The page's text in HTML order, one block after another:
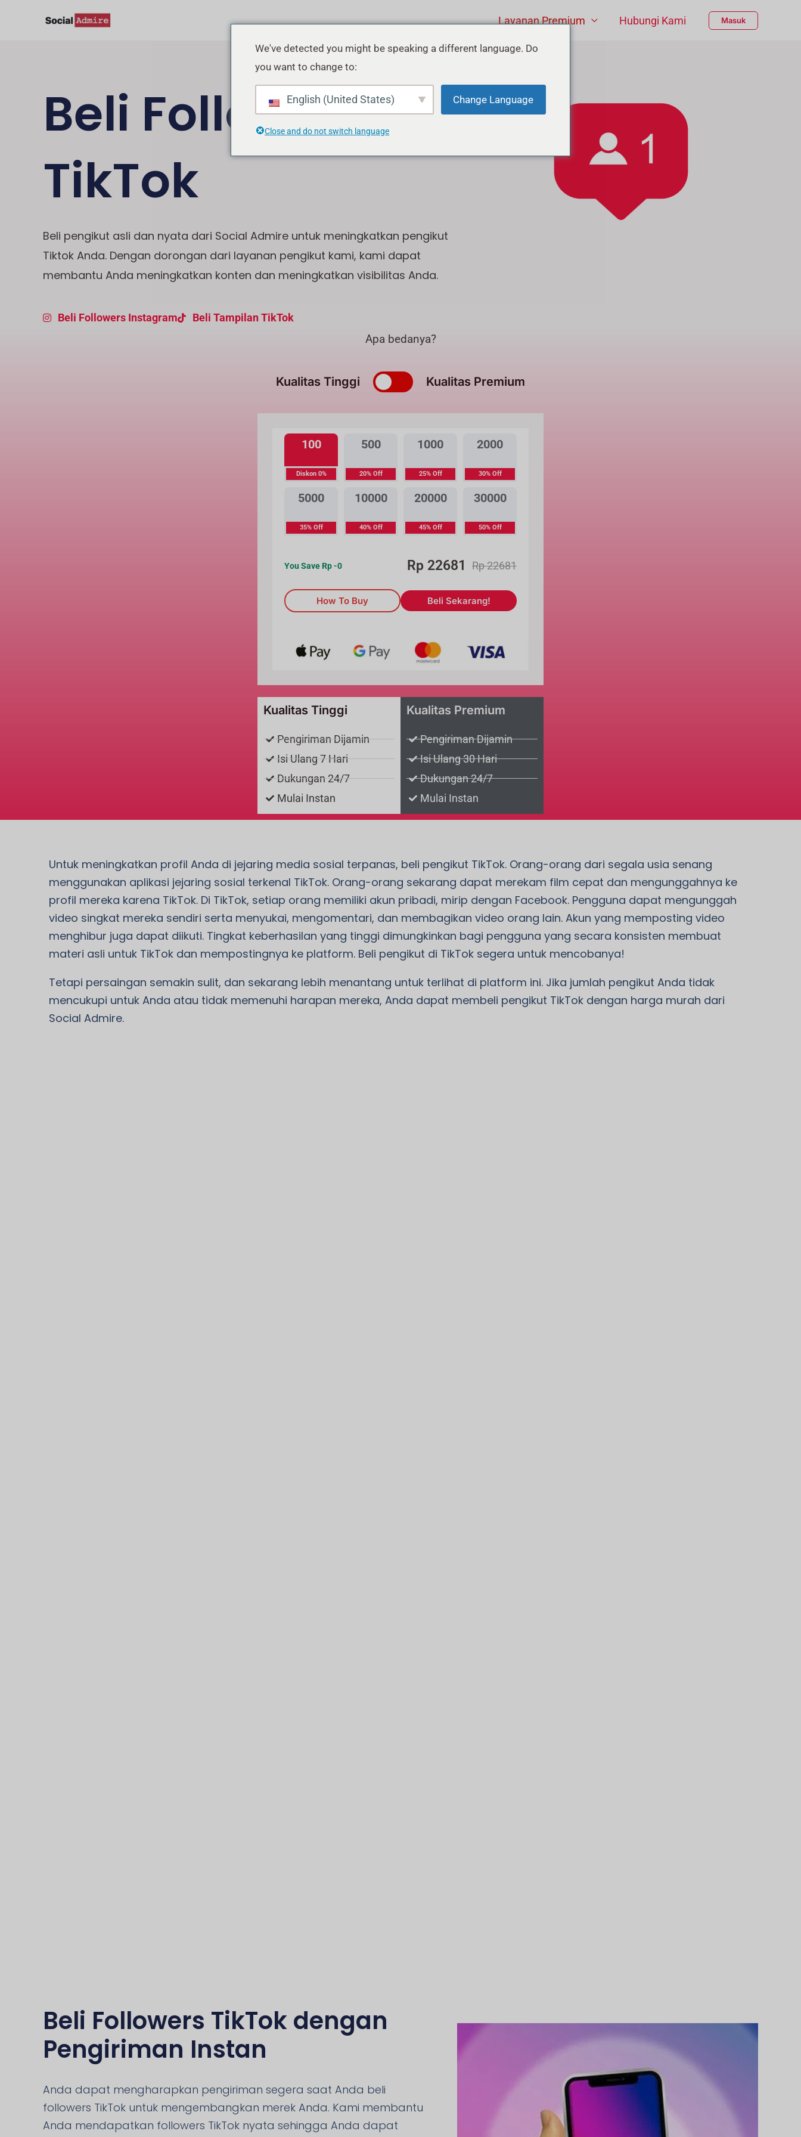
Layanan Premium Hubungi Kami Masuk
Beli Followers
TikTok
Beli pengikut asli dan nyata dari Social Admire untuk meningkatkan pengikut
Tiktok Anda. Dengan dorongan dari layanan pengikut kami, kami dapat
membantu Anda meningkatkan konten dan meningkatkan visibilitas Anda.
Beli Followers Instagram Beli Tampilan TikTok
Apa bedanya?
Kualitas Tinggi Kualitas Premium
100
Diskon 0%
500
20% Off
1000
25% Off
2000
30% Off
5000
35% Off
10000
40% Off
20000
45% Off
30000
50% Off
You Save Rp-0 Rp 22681 Rp22681
How To Buy Beli Sekarang!
Kualitas Tinggi
Pengiriman Dijamin
Isi Ulang 7 Hari
Dukungan 24/7
Mulai Instan
Kualitas Premium
Pengiriman Dijamin
Isi Ulang 30 Hari
Dukungan 24/7
Mulai Instan
Untuk meningkatkan profil Anda di jejaring media sosial terpanas, beli pengikut TikTok. Orang-orang dari segala usia senang
menggunakan aplikasi jejaring sosial terkenal TikTok. Orang-orang sekarang dapat merekam film cepat dan mengunggahnya ke
profil mereka karena TikTok. Di TikTok, setiap orang memiliki akun pribadi, mirip dengan Facebook. Pengguna dapat mengunggah
video singkat mereka sendiri serta menyukai, mengomentari, dan membagikan video orang lain. Akun yang memposting video
menghibur juga dapat diikuti. Tingkat keberhasilan yang tinggi dimungkinkan bagi pengguna yang secara konsisten membuat
materi asli untuk TikTok dan mempostingnya ke platform. Beli pengikut di TikTok segera untuk mencobanya!
Tetapi persaingan semakin sulit, dan sekarang lebih menantang untuk terlihat di platform ini. Jika jumlah pengikut Anda tidak
mencukupi untuk Anda atau tidak memenuhi harapan mereka, Anda dapat membeli pengikut TikTok dengan harga murah dari
Social Admire.
Beli Followers TikTok dengan
Pengiriman Instan
Anda dapat mengharapkan pengiriman segera saat Anda beli
followers TikTok untuk mengembangkan merek Anda. Kami membantu
Anda mendapatkan followers TikTok nyata sehingga Anda dapat
We've detected you might be speaking a different language. Do
you want to change to:
English (United States) Change Language
Close and do not switch language